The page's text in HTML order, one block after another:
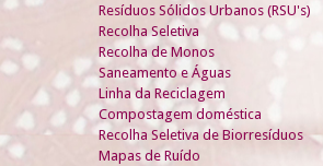
Resíduos Sólidos Urbanos (RSU's)
Recolha Seletiva
Recolha de Monos
Saneamento e Águas
Linha da Reciclagem
Compostagem doméstica
Recolha Seletiva de Biorresíduos
Mapas de Ruído